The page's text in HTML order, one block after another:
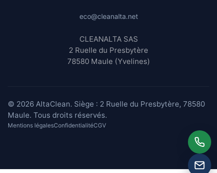
eco@cleanalta.net
CLEANALTA SAS
2 Ruelle du Presbytère
78580 Maule (Yvelines)
© 2026 AltaClean. Siège : 2 Ruelle du Presbytère, 78580
Maule. Tous droits réservés.
Mentions légalesConfidentialitéCGV